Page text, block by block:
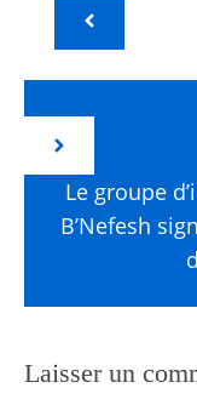
Le groupe
B’Nefesh
Laisser un